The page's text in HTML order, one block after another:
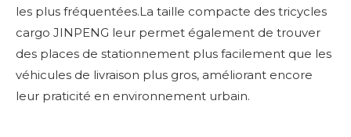
les plus fréquentées.La taille compacte des tricycles
cargo JINPENG leur permet également de trouver
des places de stationnement plus facilement que les
véhicules de livraison plus gros, améliorant encore
leur praticité en environnement urbain.